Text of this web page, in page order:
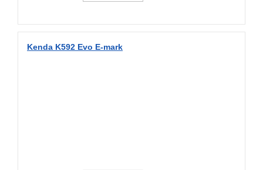
Kenda K592 Evo E-mark